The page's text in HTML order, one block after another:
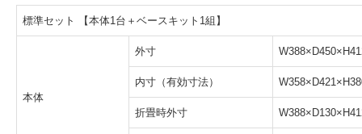
標準セット 【本体1台＋ベースキット1組】
本体
外寸
内寸（有効寸法）
折畳時外寸